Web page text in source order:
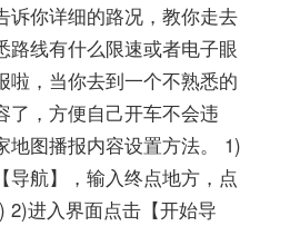
诉你详细的路况，教你走去
路线有什么限速或者电子眼
啦，当你去到一个不熟悉的
了，方便自己开车不会违
地图播报内容设置方法。 1)
导航】，输入终点地方，点
2)进入界面点击【开始导